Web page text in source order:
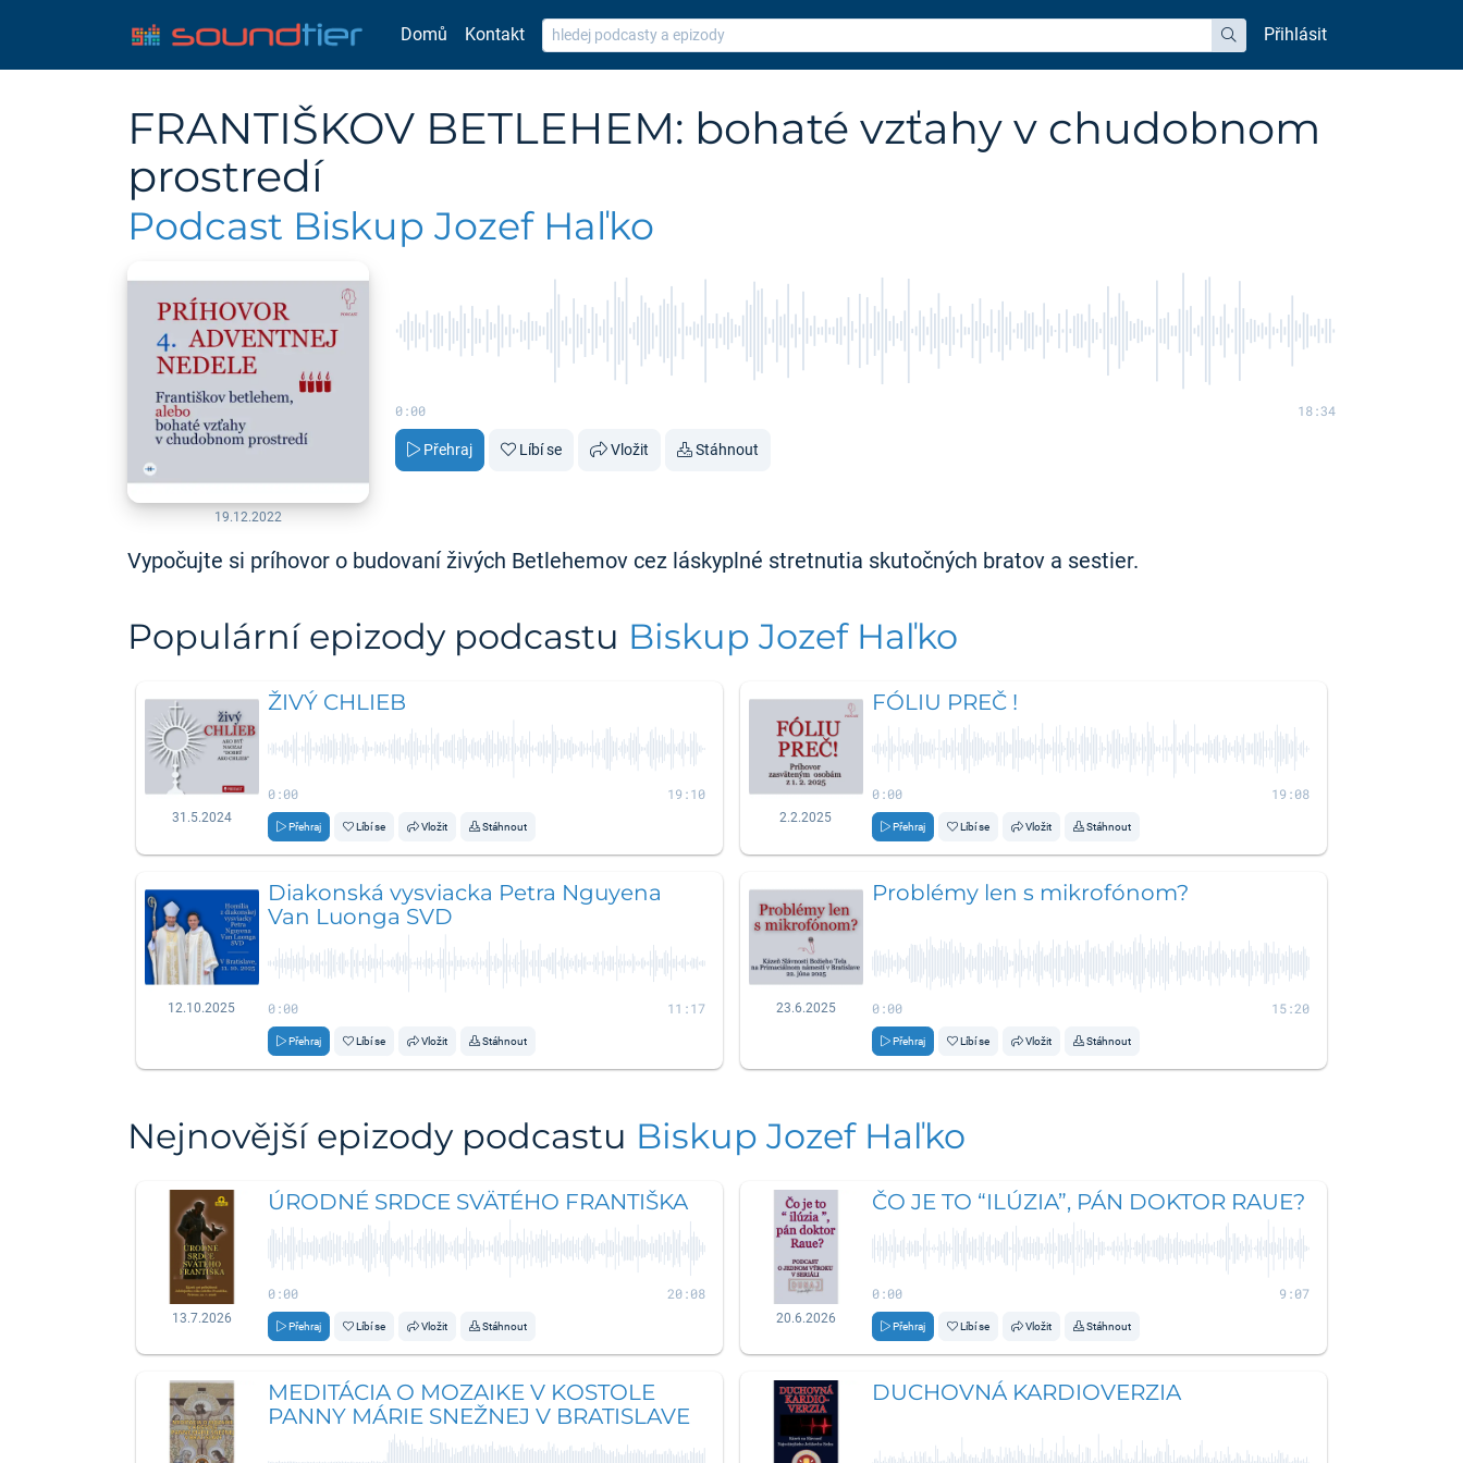
Domů Kontakt
hledat
Přihlásit
FRANTIŠKOV BETLEHEM: bohaté vzťahy v chudobnom
prostredí
Podcast Biskup Jozef Haľko
19.12.2022
0:00 18:34
Přehraj Líbí se Vložit Stáhnout
Vypočujte si príhovor o budovaní živých Betlehemov cez láskyplné stretnutia skutočných bratov a sestier.
Populární epizody podcastu Biskup Jozef Haľko
31.5.2024
ŽIVÝ CHLIEB
0:00 19:10
Přehraj Líbí se Vložit Stáhnout
2.2.2025
FÓLIU PREČ !
0:00 19:08
Přehraj Líbí se Vložit Stáhnout
12.10.2025
Diakonská vysviacka Petra Nguyena
Van Luonga SVD
0:00 11:17
Přehraj Líbí se Vložit Stáhnout
23.6.2025
Problémy len s mikrofónom?
0:00 15:20
Přehraj Líbí se Vložit Stáhnout
Nejnovější epizody podcastu Biskup Jozef Haľko
13.7.2026
ÚRODNÉ SRDCE SVÄTÉHO FRANTIŠKA
0:00 20:08
Přehraj Líbí se Vložit Stáhnout
20.6.2026
ČO JE TO “ILÚZIA”, PÁN DOKTOR RAUE?
0:00 9:07
Přehraj Líbí se Vložit Stáhnout
MEDITÁCIA O MOZAIKE V KOSTOLE
PANNY MÁRIE SNEŽNEJ V BRATISLAVE
DUCHOVNÁ KARDIOVERZIA